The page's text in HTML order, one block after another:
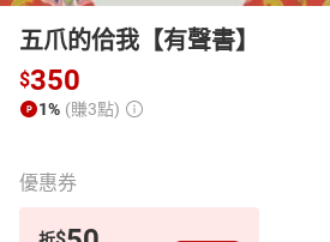
五爪的佮我【有聲書】
$350
1% (賺3點)
優惠券